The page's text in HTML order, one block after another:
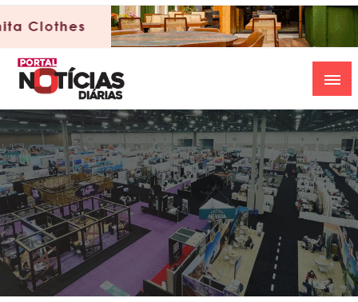
Skip
to
content